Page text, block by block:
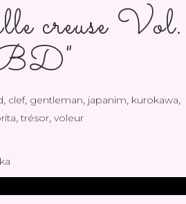
creuse Vol.
, clef, gentleman, japanim, kurokawa,
,trésor, voleur